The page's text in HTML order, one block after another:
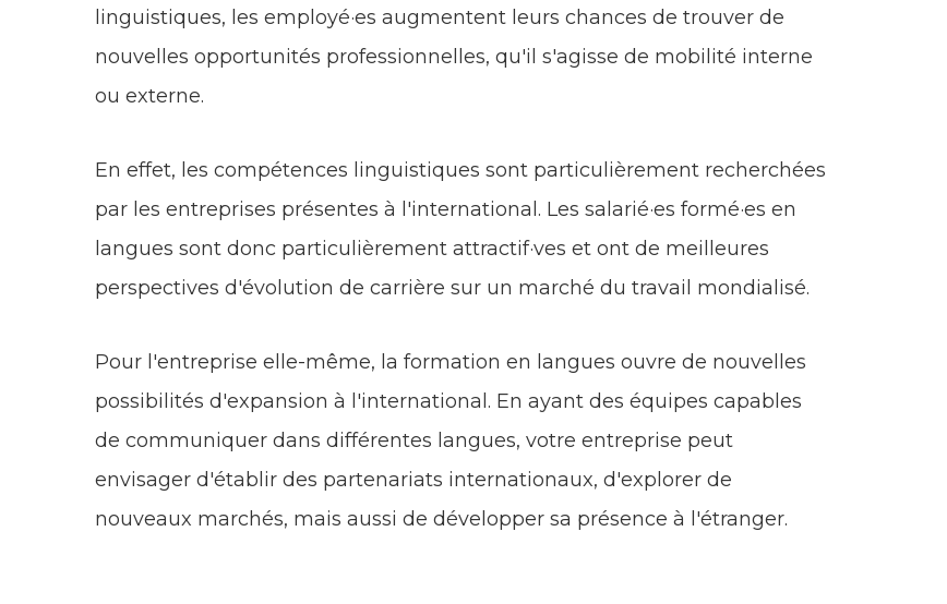
linguistiques, les employé·es augmentent leurs chances de trouver de
nouvelles opportunités professionnelles, qu'il s'agisse de mobilité interne
ou externe.
En effet, les compétences linguistiques sont particulièrement recherchées
par les entreprises présentes à l'international. Les salarié·es formé·es en
langues sont donc particulièrement attractif·ves et ont de meilleures
perspectives d'évolution de carrière sur un marché du travail mondialisé.
Pour l'entreprise elle-même, la formation en langues ouvre de nouvelles
possibilités d'expansion à l'international. En ayant des équipes capables
de communiquer dans différentes langues, votre entreprise peut
envisager d'établir des partenariats internationaux, d'explorer de
nouveaux marchés, mais aussi de développer sa présence à l'étranger.